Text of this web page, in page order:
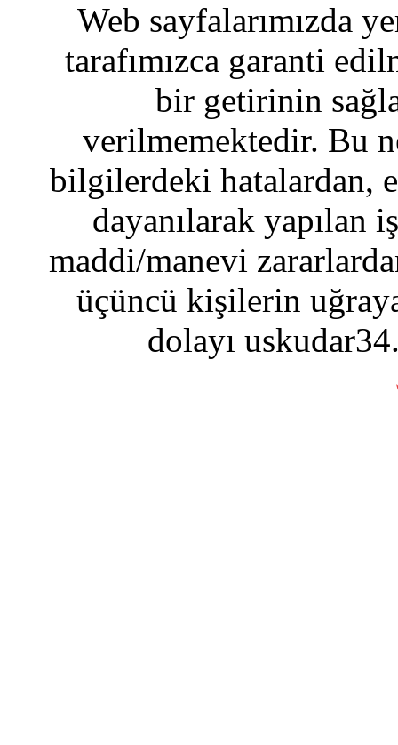
Web sayfalarımızda
tarafımızca garanti
bir getirinin
verilmemektedir. Bu
bilgilerdeki hatalardan,
dayanılarak yapılan
maddi/manevi
üçüncü kişilerin
dolayı